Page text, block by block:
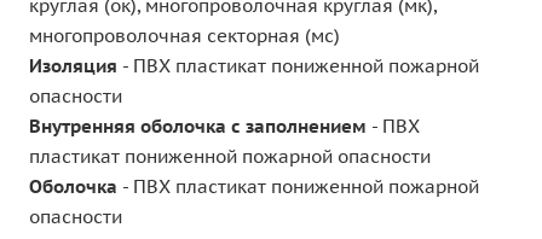
круглая (ок), многопроволочная круглая (мк),
многопроволочная секторная (мс)
Изоляция - ПВХ пластикат пониженной пожарной
опасности
Внутренняя оболочка с заполнением - ПВХ
пластикат пониженной пожарной опасности
Оболочка - ПВХ пластикат пониженной пожарной
опасности